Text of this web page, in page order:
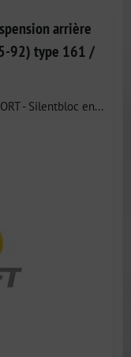
arrière
92) type 161 /
- Silentbloc en...